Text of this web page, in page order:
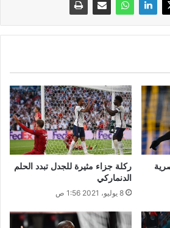
ركلة جزاء مثيرة للجدل تبدد الحلم
الدنماركي
8 يوليو، 2021 1:56 ص